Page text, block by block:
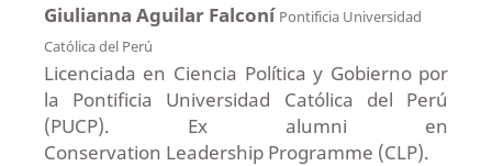
Giulianna Aguilar Falconí Pontificia Universidad
Católica del Perú
Licenciada en Ciencia Política y Gobierno por
la Pontificia Universidad Católica del Perú
(PUCP). Ex alumni en
Conservation Leadership Programme (CLP).